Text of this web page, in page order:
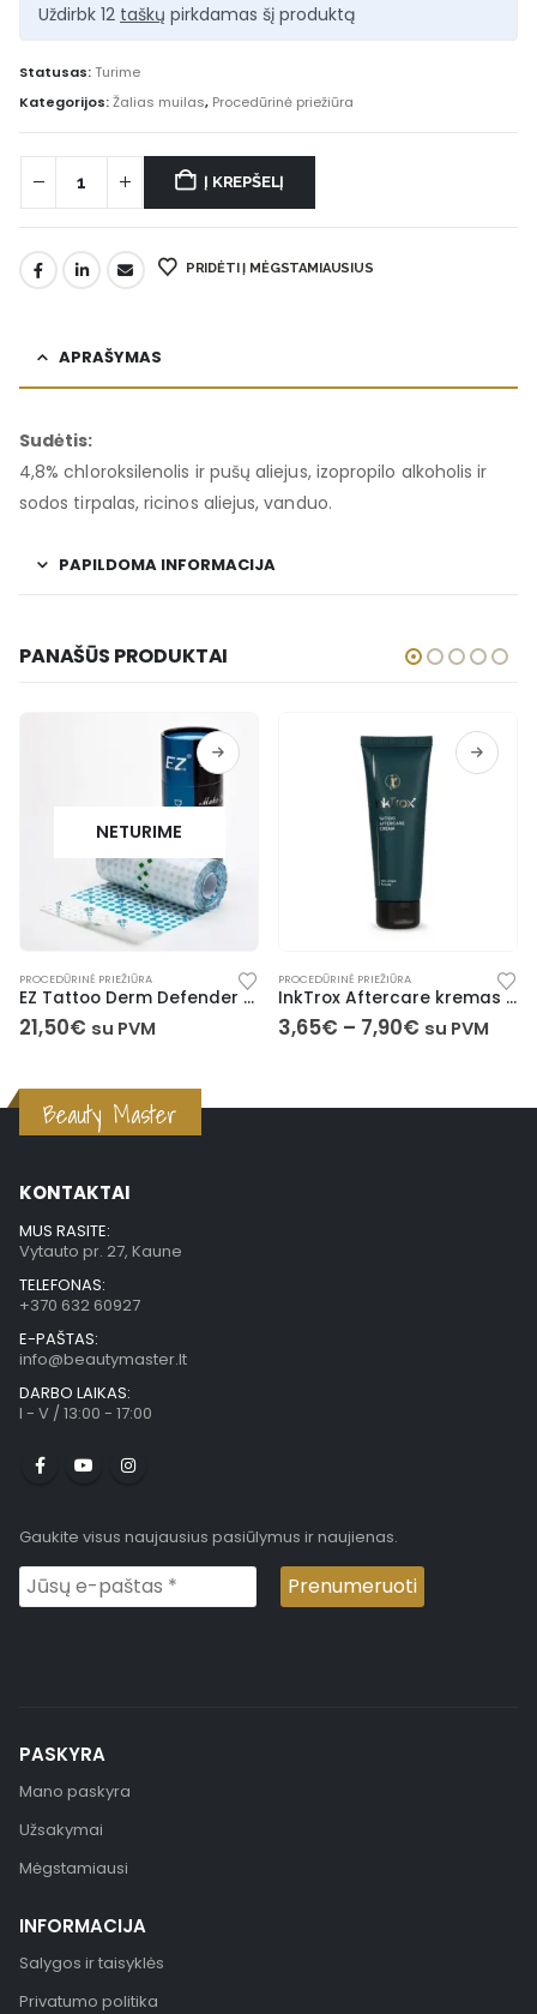
Uždirbk 12 taškų pirkdamas šį produktą
Statusas:Turime
Kategorijos:Žalias muilas, Procedūrinė priežiūra
Į KREPŠELĮ
PRIDĖTI Į MĖGSTAMIAUSIUS
APRAŠYMAS
Sudėtis:
4,8% chloroksilenolis ir pušų aliejus, izopropilo alkoholis ir
sodos tirpalas, ricinos aliejus, vanduo.
PAPILDOMA INFORMACIJA
PANAŠŪS PRODUKTAI
NETURIME
PROCEDŪRINĖ PRIEŽIŪRA
EZ Tattoo Derm Defender apsauginė plėvelė tatuiruotėms (10m x 15cm)
21,50€ su PVM
PROCEDŪRINĖ PRIEŽIŪRA
InkTrox Aftercare kremas po tatuiruotės (20/50 ml)
3,65€– 7,90€ su PVM
Beauty Master
KONTAKTAI
MUS RASITE:
Vytauto pr. 27, Kaune
TELEFONAS:
+370 632 60927
E-PAŠTAS:
info@beautymaster.lt
DARBO LAIKAS:
I - V / 13:00 - 17:00
Gaukite visus naujausius pasiūlymus ir naujienas.
PASKYRA
Mano paskyra
Užsakymai
Mėgstamiausi
INFORMACIJA
Salygos ir taisyklės
Privatumo politika